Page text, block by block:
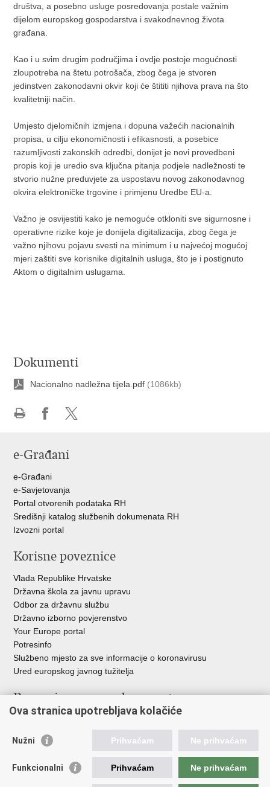
društva, a posebno usluge posredovanja postale važnim
dijelom europskog gospodarstva i svakodnevnog života
građana.
Kao i u svim drugim područjima i ovdje postoje mogućnosti
zloupotreba na štetu potrošača, zbog čega je stvoren
jedinstven zakonodavni okvir koji će štititi njihova prava na što
kvalitetniji način.
Umjesto djelomičnih izmjena i dopuna važećih nacionalnih
propisa, u cilju ekonomičnosti i efikasnosti, a posebice
razumljivosti zakonskih odredbi, donijet je novi provedbeni
propis koji je uredio sva ključna pitanja podjele nadležnosti te
stvorio nužne preduvjete za uspostavu novog zakonodavnog
okvira elektroničke trgovine i primjenu Uredbe EU-a.
Važno je osvijestiti kako je nemoguće otkloniti sve sigurnosne i
operativne rizike koje je donijela digitalizacija, zbog čega je
važno njihovu pojavu svesti na minimum i u najvećoj mogućoj
mjeri zaštiti sve korisnike digitalnih usluga, što je i postignuto
Aktom o digitalnim uslugama.
Dokumenti
Nacionalno nadležna tijela.pdf (1086kb)
FacebookuTwitteru
e-Građani
e-Građani
e-Savjetovanja
Portal otvorenih podataka RH
Središnji katalog službenih dokumenata RH
Izvozni portal
Korisne poveznice
Vlada Republike Hrvatske
Državna škola za javnu upravu
Odbor za državnu službu
Državno izborno povjerenstvo
Your Europe portal
Potresinfo
Službeno mjesto za sve informacije o koronavirusu
Ured europskog javnog tužitelja
Poveznice pravosudnog sustava
Državno odvjetništvo
Ured za suzbijanje korupcije i organiziranog kriminaliteta
Državnoodvjetničko vijeće
Ova stranica upotrebljava kolačiće
Nužni Prihvaćam Ne prihvaćam
Funkcionalni Prihvaćam Ne prihvaćam